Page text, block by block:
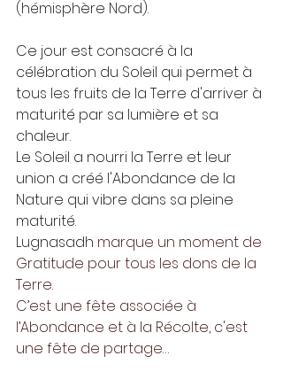
(hémisphère Nord).
Ce jour est consacré à la
célébration du Soleil qui permet à
tous les fruits de la Terre d'arriver à
maturité par sa lumière et sa
chaleur.
Le Soleil a nourri la Terre et leur
union a créé l'Abondance de la
Nature qui vibre dans sa pleine
maturité.
Lugnasadh marque un moment de
Gratitude pour tous les dons de la
Terre.
C’est une fête associée à
l’Abondance et à la Récolte, c'est
une fête de partage…